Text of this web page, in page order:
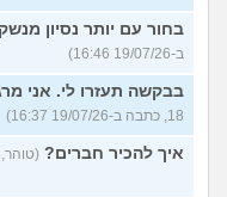
בחור עם יותר נסיון
ב-19/07/26 16:46)
בבקשה תעזרו לי. אני
18, כתבה ב-19/07/26 16:37)
איך להכיר חברים? (טוהר, בן 16, כתב ב-19/